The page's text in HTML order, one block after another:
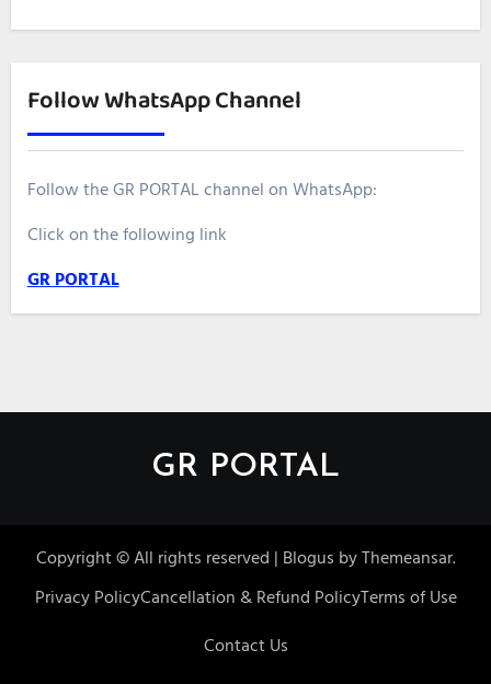
Follow WhatsApp Channel
Follow the GR PORTAL channel on WhatsApp:
Click on the following link
GR PORTAL
GR PORTAL
Copyright © All rights reserved | Blogus byThemeansar.
Privacy PolicyCancellation & Refund PolicyTerms of Use
Contact Us